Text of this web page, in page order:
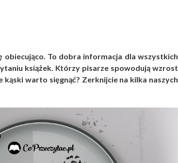
To dobra informacja dla wszystkich
książek. Którzy pisarze spowodują wzrost
warto sięgnąć? Zerknijcie na kilka naszych